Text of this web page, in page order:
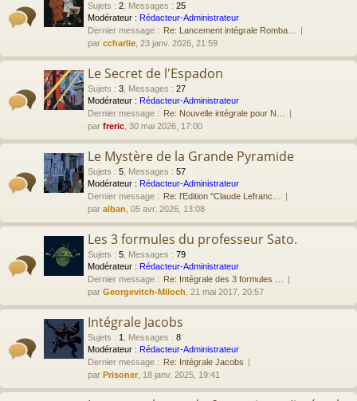
Sujets : 2 Messages : 25
Modérateur : Rédacteur-Administrateur
Dernier message : Re: Lancement intégrale Romba…
par ccharlie , 23 janv. 2026, 21:59
Le Secret de l'Espadon
Sujets : 3 Messages : 27
Modérateur : Rédacteur-Administrateur
Dernier message : Re: Nouvelle intégrale pour N…
par freric , 30 mai 2026, 17:00
Le Mystère de la Grande Pyramide
Sujets : 5 Messages : 57
Modérateur : Rédacteur-Administrateur
Dernier message : Re: l'Edition "Claude Lefranc…
par alban , 05 avr. 2026, 13:08
Les 3 formules du professeur Sato.
Sujets : 5 Messages : 79
Modérateur : Rédacteur-Administrateur
Dernier message : Re: Intégrale des 3 formules …
par Georgevitch-Miloch , 21 mai 2017, 20:57
Intégrale Jacobs
Sujets : 1 Messages : 8
Modérateur : Rédacteur-Administrateur
Dernier message : Re: Intégrale Jacobs
par Prisoner , 18 janv. 2025, 19:41